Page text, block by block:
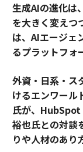
生成AIの進化は
を大きく変え
は、AIエージェ
るプラットフォ
外資・日系・ス
けるエンワール
氏が、HubSpot
裕也氏との対談
りや人材のあり